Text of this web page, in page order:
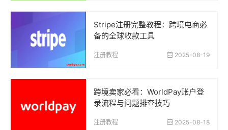
Stripe注册完整教程：跨境电商必
备的全球收款工具
注册教程 2025-08-19
跨境卖家必看：WorldPay账户登
录流程与问题排查技巧
注册教程 2025-08-18